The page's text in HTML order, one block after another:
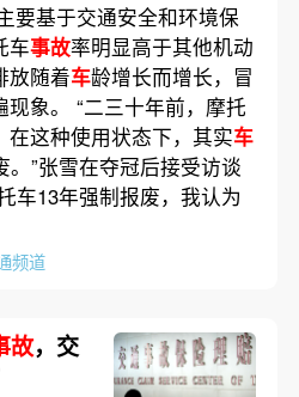
要基于交通安全和环境保
车事故率明显高于其他机动
放随着车龄增长而增长，冒
象。 “二三十年前，摩托
在这种使用状态下，其实车
”张雪在夺冠后接受访谈
车13年强制报废，我认为
频道
故，交